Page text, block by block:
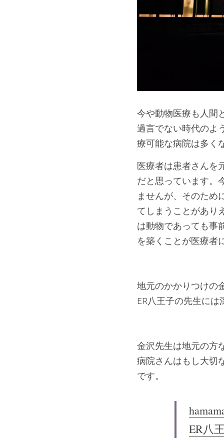
今や動物医療も人間
過言でない時代のよ
療可能な病院は多く
医療者は患者さんを
だと思っています。
ませんが、そのため
てしまうことがあり
は動物であっても事
を築くことが医療者
地元のかかりつけの
ER八王子の先生に
金沢先生は地元の方
病院さんはもし大切
です。
ER八